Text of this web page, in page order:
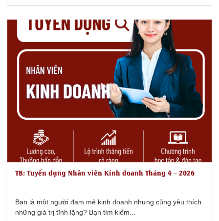
TB: Tuyển dụng Nhân viên Kinh doanh Tháng 4 – 2026
Bạn là một người đam mê kinh doanh nhưng cũng yêu thích
những giá trị tĩnh lặng? Bạn tìm kiếm...